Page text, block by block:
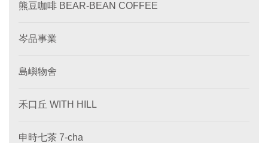
熊豆咖啡 BEAR-BEAN COFFEE
岑品事業
島嶼物舍
禾口丘 WITH HILL
申時七茶 7-cha